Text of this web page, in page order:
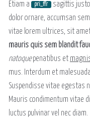
Etiam a pri_ffr sagittis
dolor ornare, accumsan
vitae lorem ultrices, sit
mauris quis sem blandit
natoquepenatibus et
mus. Interdum et malesuada
Suspendisse vitae egestas
Mauris condimentum vitae
luctus pulvinar vel nec diam.